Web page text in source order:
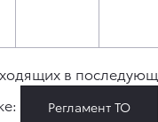
в
Регламент ТО